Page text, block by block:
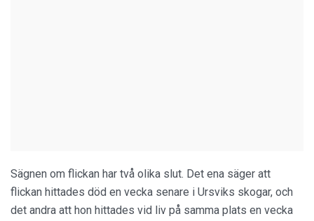
Sägnen om flickan har två olika slut. Det ena säger att
flickan hittades död en vecka senare i Ursviks skogar, och
det andra att hon hittades vid liv på samma plats en vecka